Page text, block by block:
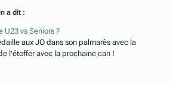
a dit :
U23 vs Seniors ?
aux JO dans son palmarès avec la
l'étoffer avec la prochaine can !